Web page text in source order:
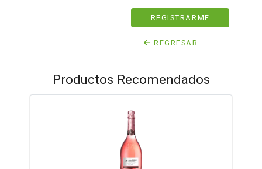
REGISTRARME
REGRESAR
Productos Recomendados